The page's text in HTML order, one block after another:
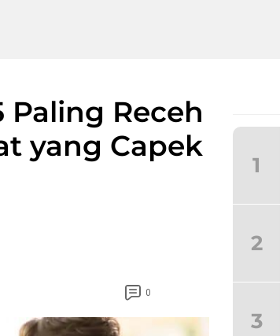
Paling Receh
yang Capek
0
1
2
3